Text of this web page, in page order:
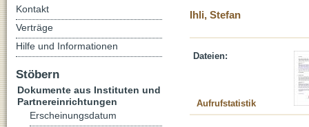
Ihli, Stefan
Dateien:
Aufrufstatistik
Kontakt
Verträge
Hilfe und Informationen
Stöbern
Dokumente aus Instituten und
Partnereinrichtungen
Erscheinungsdatum